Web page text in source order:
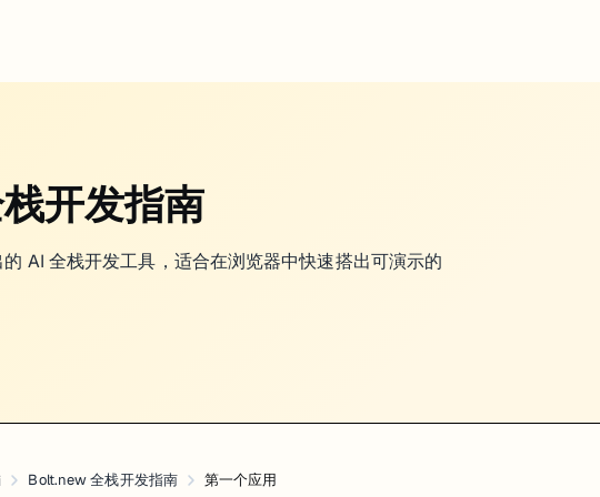
而是目标写太大。很多人嘴上说“先做个 demo”，实际写进去的需求却像在招一
个别人看一眼就知道用途，而且真的能点完主流程的小东西。
很适合。只要有一个页面、一个输入动作、一个立刻能看到的结果反馈，其实就够
开发指南
AI 全栈开发工具，适合在浏览器中快速搭出可演示的
Bolt.new 全栈开发指南 第一个应用